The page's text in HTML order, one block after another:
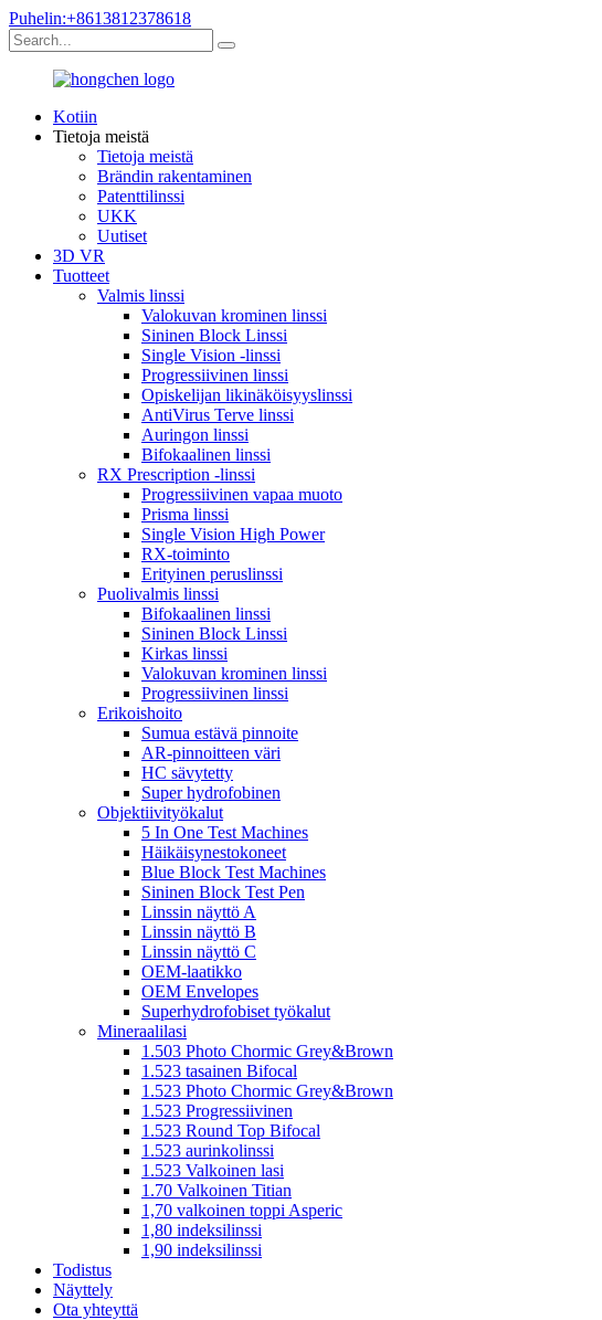
Puhelin:+8613812378618
Kotiin
Tietoja meistä
Tietoja meistä
Brändin rakentaminen
Patenttilinssi
UKK
Uutiset
3D VR
Tuotteet
Valmis linssi
Valokuvan krominen linssi
Sininen Block Linssi
Single Vision -linssi
Progressiivinen linssi
Opiskelijan likinäköisyyslinssi
AntiVirus Terve linssi
Auringon linssi
Bifokaalinen linssi
RX Prescription -linssi
Progressiivinen vapaa muoto
Prisma linssi
Single Vision High Power
RX-toiminto
Erityinen peruslinssi
Puolivalmis linssi
Bifokaalinen linssi
Sininen Block Linssi
Kirkas linssi
Valokuvan krominen linssi
Progressiivinen linssi
Erikoishoito
Sumua estävä pinnoite
AR-pinnoitteen väri
HC sävytetty
Super hydrofobinen
Objektiivityökalut
5 In One Test Machines
Häikäisynestokoneet
Blue Block Test Machines
Sininen Block Test Pen
Linssin näyttö A
Linssin näyttö B
Linssin näyttö C
OEM-laatikko
OEM Envelopes
Superhydrofobiset työkalut
Mineraalilasi
1.503 Photo Chormic Grey&Brown
1.523 tasainen Bifocal
1.523 Photo Chormic Grey&Brown
1.523 Progressiivinen
1.523 Round Top Bifocal
1.523 aurinkolinssi
1.523 Valkoinen lasi
1.70 Valkoinen Titian
1,70 valkoinen toppi Asperic
1,80 indeksilinssi
1,90 indeksilinssi
Todistus
Näyttely
Ota yhteyttä